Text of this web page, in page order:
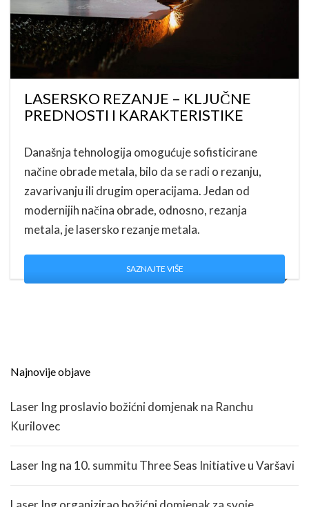
LASERSKO REZANJE – KLJUČNE
PREDNOSTI I KARAKTERISTIKE
Današnja tehnologija omogućuje sofisticirane
načine obrade metala, bilo da se radi o rezanju,
zavarivanju ili drugim operacijama. Jedan od
modernijih načina obrade, odnosno, rezanja
metala, je lasersko rezanje metala.
SAZNAJTE VIŠE
Najnovije objave
Laser Ing proslavio božićni domjenak na Ranchu
Kurilovec
Laser Ing na 10. summitu Three Seas Initiative u Varšavi